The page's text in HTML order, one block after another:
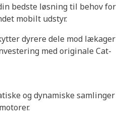
bedste løsning til behov for
mobilt udstyr.
dyrere dele mod lækager
med originale Cat-
og dynamiske samlinger